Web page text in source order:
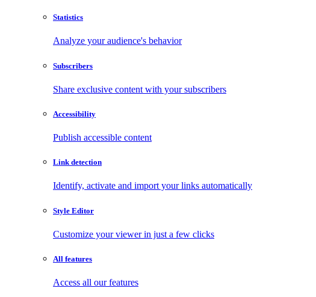
Statistics
Analyze your audience's behavior
Subscribers
Share exclusive content with your subscribers
Accessibility
Publish accessible content
Link detection
Identify, activate and import your links automatically
Style Editor
Customize your viewer in just a few clicks
All features
Access all our features